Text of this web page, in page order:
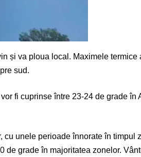
și va ploua local. Maximele
sud.
fi cuprinse între 23-24 de grade
unele perioade înnorate în
grade în majoritatea zonelor.